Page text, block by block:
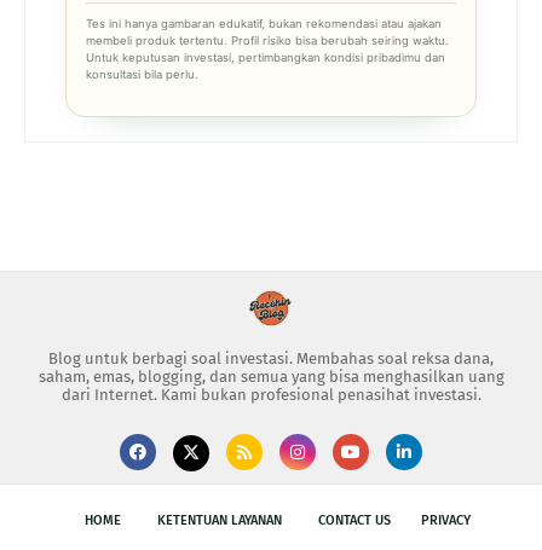
Tes ini hanya gambaran edukatif, bukan rekomendasi atau ajakan
membeli produk tertentu. Profil risiko bisa berubah seiring waktu.
Untuk keputusan investasi, pertimbangkan kondisi pribadimu dan
konsultasi bila perlu.
Blog untuk berbagi soal investasi. Membahas soal reksa dana,
saham, emas, blogging, dan semua yang bisa menghasilkan uang
dari Internet. Kami bukan profesional penasihat investasi.
HOME KETENTUAN LAYANAN CONTACT US PRIVACY